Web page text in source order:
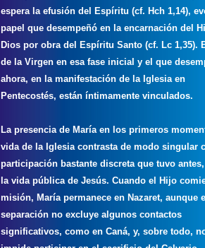
espera la efusión del Espíritu (cf. Hch 1,14),
papel que desempeñó en la encarnación del
Dios por obra del Espíritu Santo (cf. Lc 1,35).
de la Virgen en esa fase inicial y el que
ahora, en la manifestación de la Iglesia en
Pentecostés, están íntimamente vinculados.
La presencia de María en los primeros
vida de la Iglesia contrasta de modo singular
participación bastante discreta que tuvo
la vida pública de Jesús. Cuando el Hijo
misión, María permanece en Nazaret, aunque
separación no excluye algunos contactos
significativos, como en Caná, y, sobre todo,